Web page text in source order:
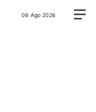
06 Ago 2026